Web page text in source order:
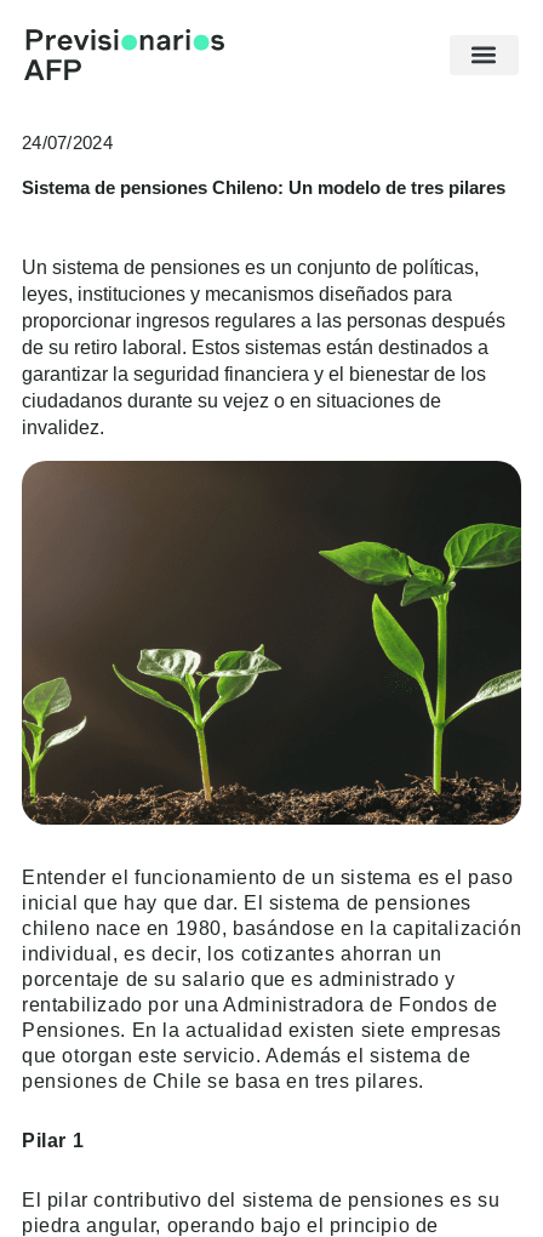
contenido
24/07/2024
Sistema de pensiones Chileno: Un modelo de tres pilares
Un sistema de pensiones es un conjunto de políticas,
leyes, instituciones y mecanismos diseñados para
proporcionar ingresos regulares a las personas después
de su retiro laboral. Estos sistemas están destinados a
garantizar la seguridad financiera y el bienestar de los
ciudadanos durante su vejez o en situaciones de
invalidez.
Entender el funcionamiento de un sistema es el paso
inicial que hay que dar. El sistema de pensiones
chileno nace en 1980, basándose en la capitalización
individual, es decir, los cotizantes ahorran un
porcentaje de su salario que es administrado y
rentabilizado por una Administradora de Fondos de
Pensiones. En la actualidad existen siete empresas
que otorgan este servicio. Además el sistema de
pensiones de Chile se basa en tres pilares.
Pilar 1
El pilar contributivo del sistema de pensiones es su
piedra angular, operando bajo el principio de